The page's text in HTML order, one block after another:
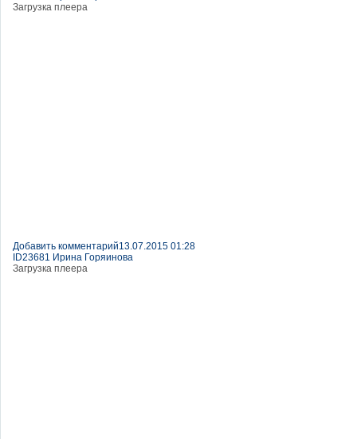
Загрузка плеера
Добавить комментарий13.07.2015 01:28
ID23681 Ирина Горяинова
Загрузка плеера